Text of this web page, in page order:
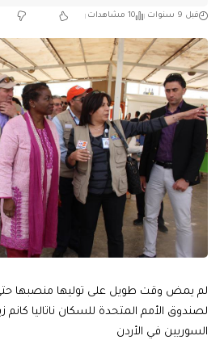
قبل 9 سنوات 10 مشاهدات
لم يمض وقت طويل على توليها منصبها حتى
لصندوق الأمم المتحدة للسكان ناتاليا كانم
السوريين في الأردن